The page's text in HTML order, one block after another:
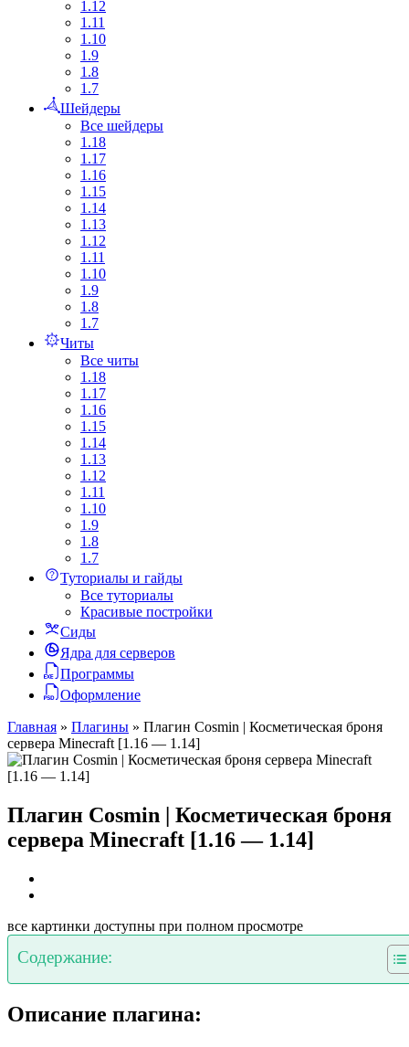
1.12
1.11
1.10
1.9
1.8
1.7
Шейдеры
Все шейдеры
1.18
1.17
1.16
1.15
1.14
1.13
1.12
1.11
1.10
1.9
1.8
1.7
Читы
Все читы
1.18
1.17
1.16
1.15
1.14
1.13
1.12
1.11
1.10
1.9
1.8
1.7
Туториалы и гайды
Все туториалы
Красивые постройки
Сиды
Ядра для серверов
Программы
Оформление
Главная » Плагины » Плагин Cosmin | Косметическая броня
сервера Minecraft [1.16 — 1.14]
Плагин Cosmin | Косметическая броня
сервера Minecraft [1.16 — 1.14]
все картинки доступны при полном просмотре
Содержание:
Описание плагина: